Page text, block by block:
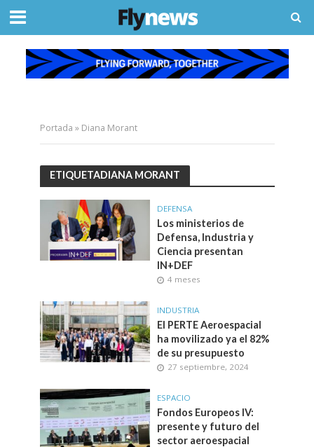
Portada » Diana Morant
ETIQUETADIANA MORANT
DEFENSA
Los ministerios de
Defensa, Industria y
Ciencia presentan
IN+DEF
4 meses
INDUSTRIA
El PERTE Aeroespacial
ha movilizado ya el 82%
de su presupuesto
27 septiembre, 2024
ESPACIO
Fondos Europeos IV:
presente y futuro del
sector aeroespacial